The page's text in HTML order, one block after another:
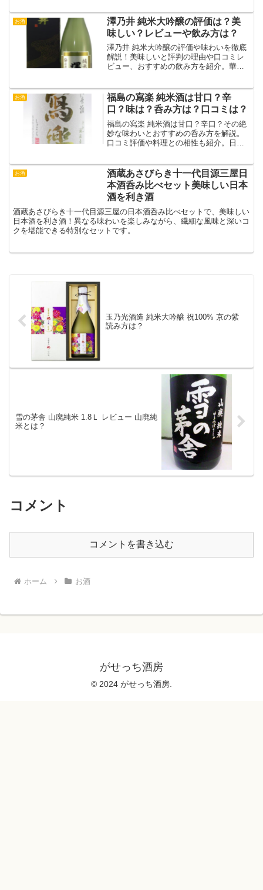
お酒
澤乃井 純米大吟醸の評価は？美
味しい？レビューや飲み方は？
澤乃井 純米大吟醸の評価や味わいを徹底
解説！美味しいと評判の理由や口コミレ
ビュー、おすすめの飲み方を紹介。華や
お酒
福島の寫楽 純米酒は甘口？辛
口？味は？呑み方は？口コミは？
福島の寫楽 純米酒は甘口？辛口？その絶
妙な味わいとおすすめの呑み方を解説。
口コミ評価や料理との相性も紹介。日本
お酒
酒蔵あさびらき十一代目源三屋日
本酒呑み比べセット美味しい日本
酒を利き酒
酒蔵あさびらき十一代目源三屋の日本酒呑み比べセットで、美味しい
日本酒を利き酒！異なる味わいを楽しみながら、繊細な風味と深いコ
クを堪能できる特別なセットです。
玉乃光酒造 純米大吟醸 祝100% 京の紫
読み方は？
雪の茅舎 山廃純米 1.8Ｌ レビュー 山廃純
米とは？
コメント
コメントを書き込む
ホーム お酒
がせっち酒房
© 2024 がせっち酒房.